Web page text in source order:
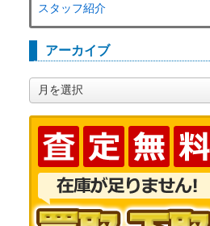
スタッフ紹介
アーカイブ
ー
カ